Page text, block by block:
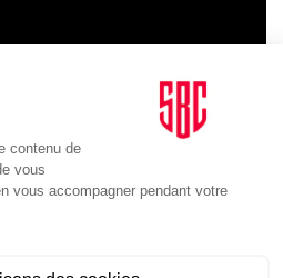
LE GROUPE